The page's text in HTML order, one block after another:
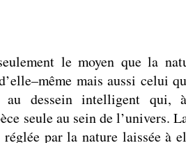
le moyen que la
mais aussi celui
au dessein intelligent qui,
seule au sein de l’univers.
par la nature laissée à